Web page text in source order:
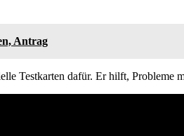
Antrag
Testkarten dafür. Er hilft, Probleme